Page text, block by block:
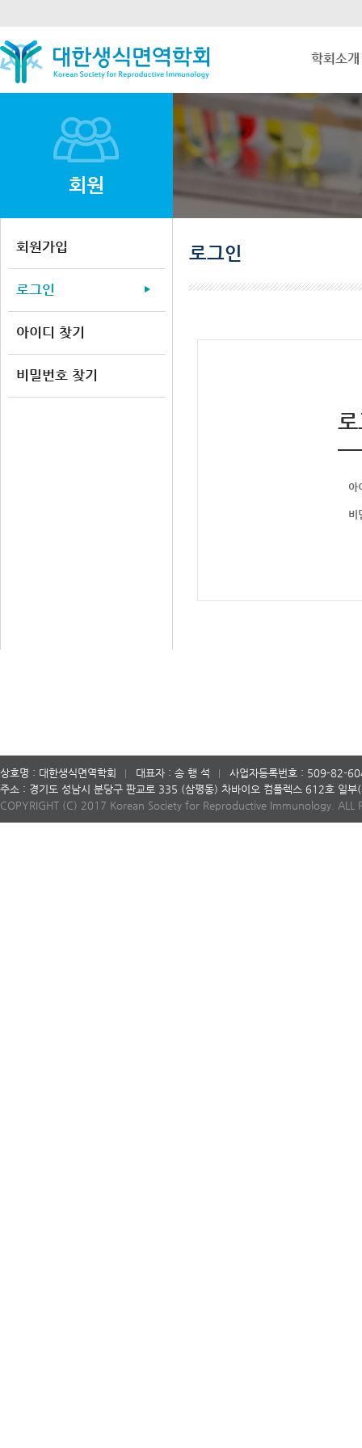
학회소개
회원
회원가입
로그인
아이디 찾기
비밀번호 찾기
로그인
아
비
상호명 : 대한생식면역학회 대표자 : 송 행 석
사업자등록번호 : 509-82-
주소 : 경기도 성남시 분당구 판교로 335 (삼평동) 차바이오 컴플렉스 612호 일부
COPYRIGHT (C) 2017 Korean Society for Reproductive Immunology. ALL